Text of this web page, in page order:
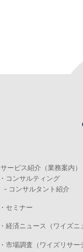
サービス紹介（業務案内）
・コンサルティング
- コンサルタント紹介
・セミナー
・経済ニュース（ワイズニ
・市場調査（ワイズリサー